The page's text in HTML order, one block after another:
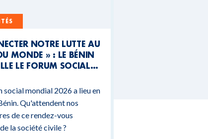
NOTRE LUTTE AU
MONDE » : LE BÉNIN
LE FORUM SOCIAL
social mondial 2026 a lieu en
Qu'attendent nos
de ce rendez-vous
la société civile ?